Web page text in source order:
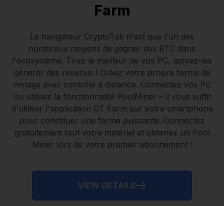
Farm
Le navigateur CryptoTab n'est que l'un des
nombreux moyens de gagner des BTC dans
l'écosystème. Tirez le meilleur de vos PC, laissez-les
générer des revenus ! Créez votre propre ferme de
minage avec contrôle à distance. Connectez vos PC
ou utilisez la fonctionnalité PoolMiner – il vous suffit
d'utiliser l'application CT Farm sur votre smartphone
pour constituer une ferme puissante. Connectez
gratuitement tout votre matériel et obtenez un Pool
Miner lors de votre premier abonnement !
VIEW DETAILS